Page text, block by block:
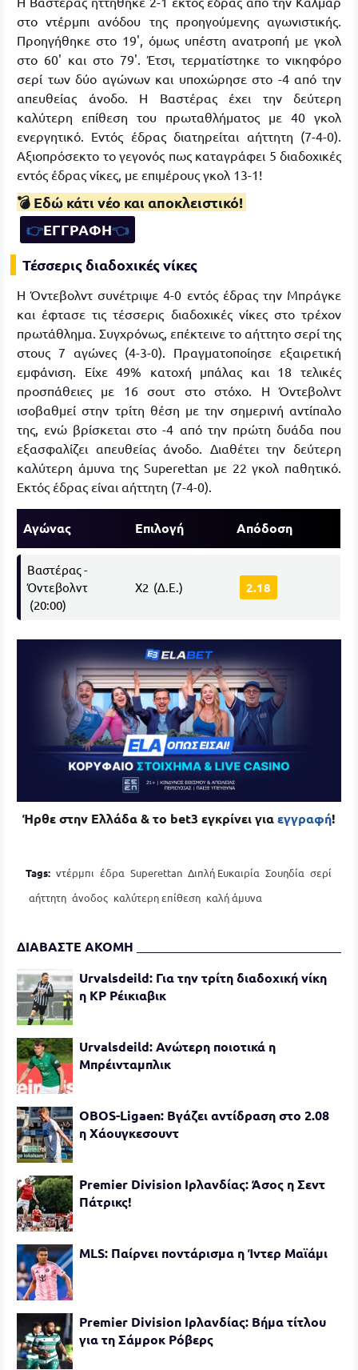
στο ντέρμπι ανόδου της προηγούμενης αγωνιστικής.
Προηγήθηκε στο 19', όμως υπέστη ανατροπή με γκολ
στο 60' και στο 79'. Έτσι, τερματίστηκε το νικηφόρο
σερί των δύο αγώνων και υποχώρησε στο -4 από την
απευθείας άνοδο. Η Βαστέρας έχει την δεύτερη
καλύτερη επίθεση του πρωταθλήματος με 40 γκολ
ενεργητικό. Εντός έδρας διατηρείται αήττητη (7-4-0).
Αξιοπρόσεκτο το γεγονός πως καταγράφει 5 διαδοχικές
εντός έδρας νίκες, με επιμέρους γκολ 13-1!
💣 Εδώ κάτι νέο και αποκλειστικό!
👉ΕΓΓΡΑΦΗ👈
Τέσσερις διαδοχικές νίκες
Η Όντεβολντ συνέτριψε 4-0 εντός έδρας την Μπράγκε
και έφτασε τις τέσσερις διαδοχικές νίκες στο τρέχον
πρωτάθλημα. Συγχρόνως, επέκτεινε το αήττητο σερί της
στους 7 αγώνες (4-3-0). Πραγματοποίησε εξαιρετική
εμφάνιση. Είχε 49% κατοχή μπάλας και 18 τελικές
προσπάθειες με 16 σουτ στο στόχο. Η Όντεβολντ
ισοβαθμεί στην τρίτη θέση με την σημερινή αντίπαλο
της, ενώ βρίσκεται στο -4 από την πρώτη δυάδα που
εξασφαλίζει απευθείας άνοδο. Διαθέτει την δεύτερη
καλύτερη άμυνα της Superettan με 22 γκολ παθητικό.
Εκτός έδρας είναι αήττητη (7-4-0).
Αγώνας Επιλογή Απόδοση
Βαστέρας -
Όντεβολντ
(20:00)
Χ2 (Δ.Ε.) 2.18
Ήρθε στην Ελλάδα & το bet3 εγκρίνει γιαεγγραφή!
Tags: ντέρμπι έδρα Superettan Διπλή Ευκαιρία Σουηδία σερί
αήττητη άνοδος καλύτερη επίθεση καλή άμυνα
ΔΙΑΒΑΣΤΕ ΑΚΟΜΗ
Urvalsdeild: Για την τρίτη διαδοχική νίκη
η ΚΡ Ρέικιαβικ
Urvalsdeild: Ανώτερη ποιοτικά η
Μπρέινταμπλικ
OBOS-Ligaen: Βγάζει αντίδραση στο 2.08
η Χάουγκεσουντ
Premier Division Ιρλανδίας: Άσος η Σεντ
Πάτρικς!
MLS: Παίρνει ποντάρισμα η Ίντερ Μαϊάμι
Premier Division Ιρλανδίας: Βήμα τίτλου
για τη Σάμροκ Ρόβερς